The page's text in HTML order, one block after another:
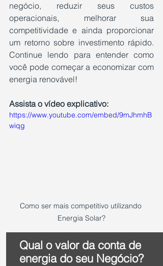
negócio, reduzir seus custos
operacionais, melhorar sua
competitividade e ainda proporcionar
um retorno sobre investimento rápido.
Continue lendo para entender como
você pode começar a economizar com
energia renovável!
Assista o vídeo explicativo:
https://www.youtube.com/embed/9mJhmhB
wiqg
Como ser mais competitivo utilizando
Energia Solar?
Qual o valor da conta de
energia do seu Negócio?